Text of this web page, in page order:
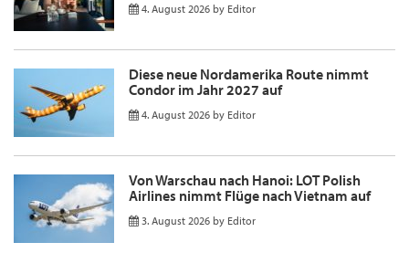
4. August 2026 by Editor
Diese neue Nordamerika Route nimmt
Condor im Jahr 2027 auf
4. August 2026 by Editor
Von Warschau nach Hanoi: LOT Polish
Airlines nimmt Flüge nach Vietnam auf
3. August 2026 by Editor